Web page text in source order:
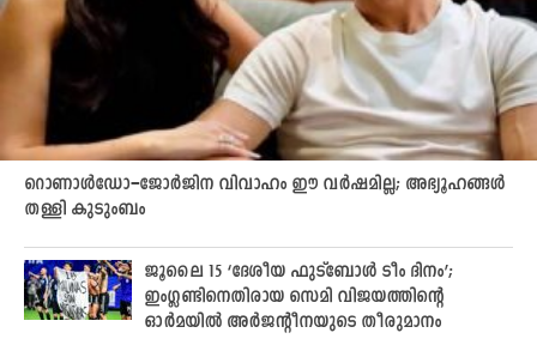
റൊണാൾഡോ–ജോർജിന വിവാഹം ഈ വർഷമില്ല; അഭ്യൂഹങ്ങൾ
തള്ളി കുടുംബം
ജൂലൈ 15 ‘ദേശീയ ഫുട്ബോൾ ടീം ദിനം’;
ഇംഗ്ലണ്ടിനെതിരായ സെമി വിജയത്തിന്റെ
ഓർമയിൽ അർജന്റീനയുടെ തീരുമാനം